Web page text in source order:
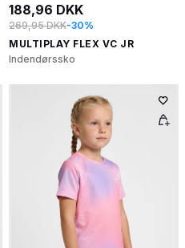
188,96 DKK
269,95 DKK-30%
MULTIPLAY FLEX VC JR
Indendørssko